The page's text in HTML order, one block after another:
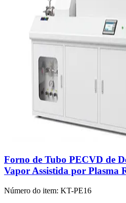
Forno de Tubo PECVD de
Vapor Assistida por Plasma
Número do item: KT-PE16